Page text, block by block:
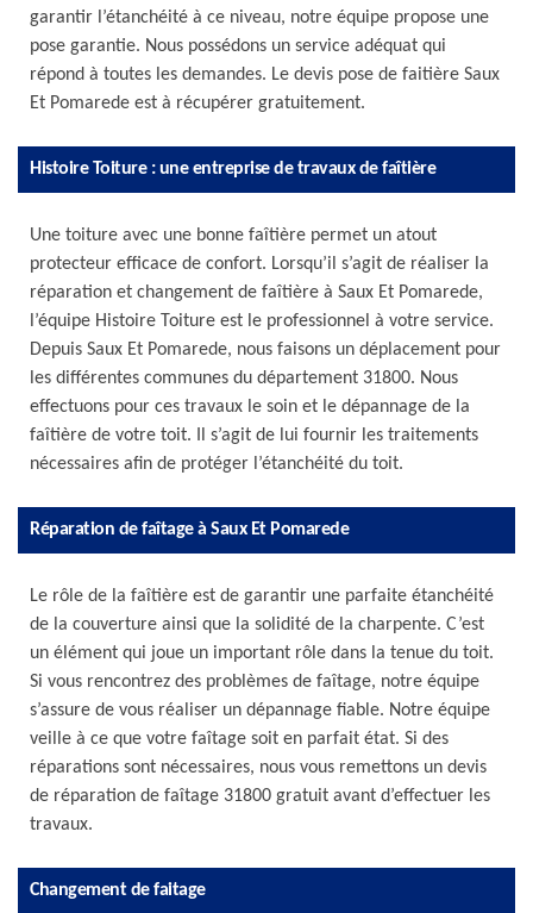
garantir l’étanchéité à ce niveau, notre équipe propose une
pose garantie. Nous possédons un service adéquat qui
répond à toutes les demandes. Le devis pose de faitière Saux
Et Pomarede est à récupérer gratuitement.
Histoire Toiture : une entreprise de travaux de faîtière
Une toiture avec une bonne faîtière permet un atout
protecteur efficace de confort. Lorsqu’il s’agit de réaliser la
réparation et changement de faîtière à Saux Et Pomarede,
l’équipe Histoire Toiture est le professionnel à votre service.
Depuis Saux Et Pomarede, nous faisons un déplacement pour
les différentes communes du département 31800. Nous
effectuons pour ces travaux le soin et le dépannage de la
faîtière de votre toit. Il s’agit de lui fournir les traitements
nécessaires afin de protéger l’étanchéité du toit.
Réparation de faîtage à Saux Et Pomarede
Le rôle de la faîtière est de garantir une parfaite étanchéité
de la couverture ainsi que la solidité de la charpente. C’est
un élément qui joue un important rôle dans la tenue du toit.
Si vous rencontrez des problèmes de faîtage, notre équipe
s’assure de vous réaliser un dépannage fiable. Notre équipe
veille à ce que votre faîtage soit en parfait état. Si des
réparations sont nécessaires, nous vous remettons un devis
de réparation de faîtage 31800 gratuit avant d’effectuer les
travaux.
Changement de faitage